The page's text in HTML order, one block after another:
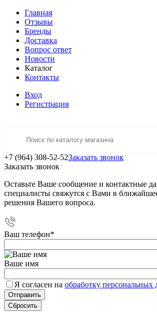
Главная
Отзывы
Бренды
Доставка
Вопрос ответ
Новости
Каталог
Контакты
Вход
Регистрация
+7 (964) 308-52-52Заказать звонок
Заказать звонок
Оставьте Ваше сообщение и контактные
специалисты свяжутся с Вами в
решения Вашего вопроса.
Ваш телефон*
Ваше имя
Я согласен на обработку персональных